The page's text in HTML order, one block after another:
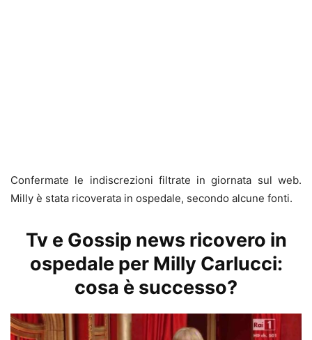
Confermate le indiscrezioni filtrate in giornata sul web.
Milly è stata ricoverata in ospedale, secondo alcune fonti.
Tv e Gossip news ricovero in
ospedale per Milly Carlucci:
cosa è successo?